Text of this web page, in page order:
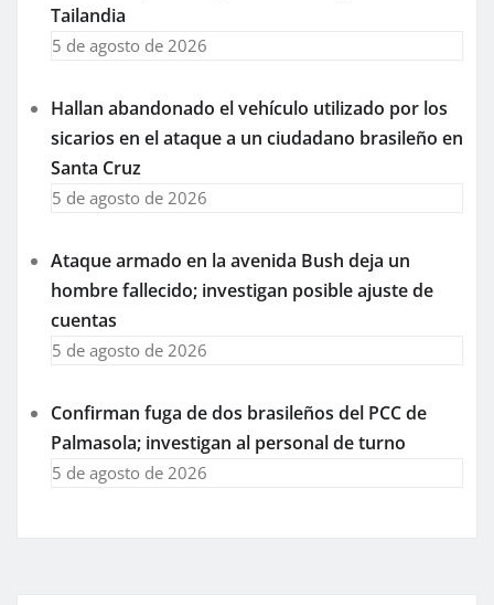
Tailandia
5 de agosto de 2026
Hallan abandonado el vehículo utilizado por los
sicarios en el ataque a un ciudadano brasileño en
Santa Cruz
5 de agosto de 2026
Ataque armado en la avenida Bush deja un
hombre fallecido; investigan posible ajuste de
cuentas
5 de agosto de 2026
Confirman fuga de dos brasileños del PCC de
Palmasola; investigan al personal de turno
5 de agosto de 2026